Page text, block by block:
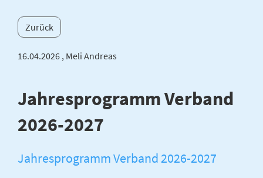
Zurück
16.04.2026 , Meli Andreas
Jahresprogramm Verband
2026-2027
Jahresprogramm Verband 2026-2027